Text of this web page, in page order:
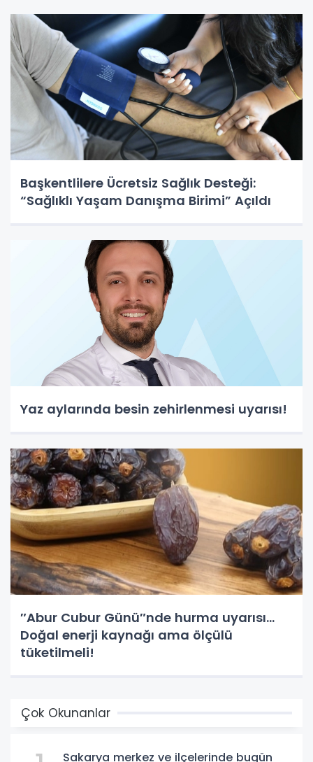
Başkentlilere Ücretsiz Sağlık Desteği:
“Sağlıklı Yaşam Danışma Birimi” Açıldı
Yaz aylarında besin zehirlenmesi uyarısı!
″Abur Cubur Günü″nde hurma uyarısı...
Doğal enerji kaynağı ama ölçülü
tüketilmeli!
Çok Okunanlar
Sakarya merkez ve ilçelerinde bugün